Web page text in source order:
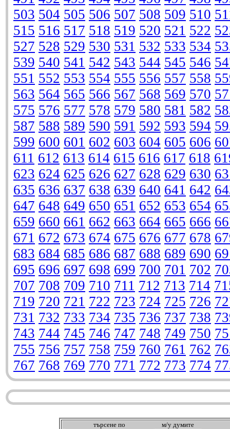
503 504 505 506 507 508 509 510
515 516 517 518 519 520 521 522
527 528 529 530 531 532 533 534
539 540 541 542 543 544 545 546
551 552 553 554 555 556 557 558
563 564 565 566 567 568 569 570
575 576 577 578 579 580 581 582
587 588 589 590 591 592 593 594
599 600 601 602 603 604 605 606
611 612 613 614 615 616 617 618
623 624 625 626 627 628 629 630
635 636 637 638 639 640 641 642
647 648 649 650 651 652 653 654
659 660 661 662 663 664 665 666
671 672 673 674 675 676 677 678
683 684 685 686 687 688 689 690
695 696 697 698 699 700 701 702
707 708 709 710 711 712 713 714
719 720 721 722 723 724 725 726
731 732 733 734 735 736 737 738
743 744 745 746 747 748 749 750
755 756 757 758 759 760 761 762
767 768 769 770 771 772 773 774
търсeне по м/у думите